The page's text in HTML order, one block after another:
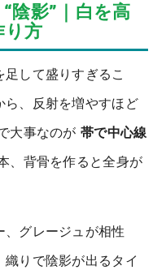
陰影”｜白を高
り方
して盛りすぎるこ
ら、反射を増やすほど
大事なのが帯で中心線
、背骨を作ると全身が
グレージュが相性
りで陰影が出るタイ